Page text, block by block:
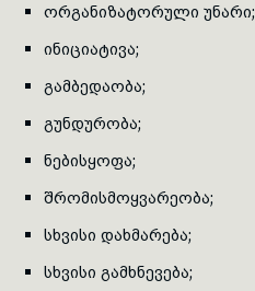
ორგანიზატორული უნარი;
ინიციატივა;
გამბედაობა;
გუნდურობა;
ნებისყოფა;
შრომისმოყვარეობა;
სხვისი დახმარება;
სხვისი გამხნევება;